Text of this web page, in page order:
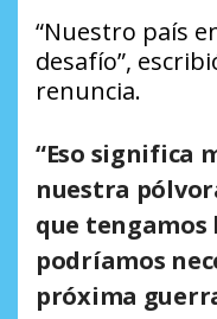
“Nuestro país
desafío”,
renuncia.
“Eso significa
nuestra
que tengamos
podríamos
próxima